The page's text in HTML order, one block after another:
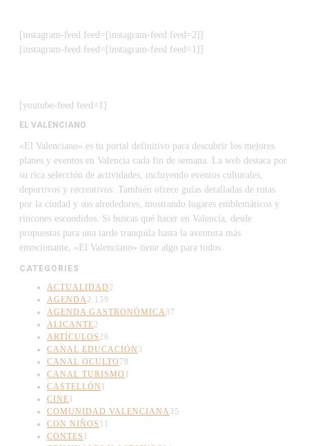
[instagram-feed feed=[instagram-feed feed=2]]
[instagram-feed feed=[instagram-feed feed=1]]
[youtube-feed feed=1]
EL VALENCIANO
«El Valenciano» es tu portal definitivo para descubrir los mejores
planes y eventos en Valencia cada fin de semana. La web destaca por
su rica selección de actividades, incluyendo eventos culturales,
deportivos y recreativos. También ofrece guías detalladas de rutas
por la ciudad y sus alrededores, mostrando lugares emblemáticos y
rincones escondidos. Si buscas qué hacer en Valencia, desde
propuestas para una tarde tranquila hasta la aventura más
emocionante, «El Valenciano» tiene algo para todos.
CATEGORIES
ACTUALIDAD 2
AGENDA2.159
AGENDA GASTRONÓMICA37
ALICANTE2
ARTÍCULOS 26
CANAL EDUCACIÓN 3
CANAL OCULTO 78
CANAL TURISMO 1
CASTELLÓN 1
CINE1
COMUNIDAD VALENCIANA35
CON NIÑOS 11
CONTES 1